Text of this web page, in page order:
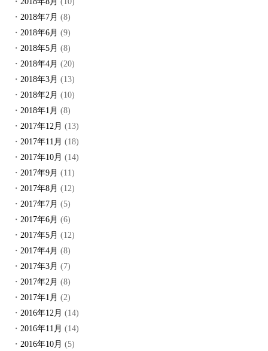
2018年7月 (8)
2018年6月 (9)
2018年5月 (8)
2018年4月 (20)
2018年3月 (13)
2018年2月 (10)
2018年1月 (8)
2017年12月 (13)
2017年11月 (18)
2017年10月 (14)
2017年9月 (11)
2017年8月 (12)
2017年7月 (5)
2017年6月 (6)
2017年5月 (12)
2017年4月 (8)
2017年3月 (7)
2017年2月 (8)
2017年1月 (2)
2016年12月 (14)
2016年11月 (14)
2016年10月 (5)